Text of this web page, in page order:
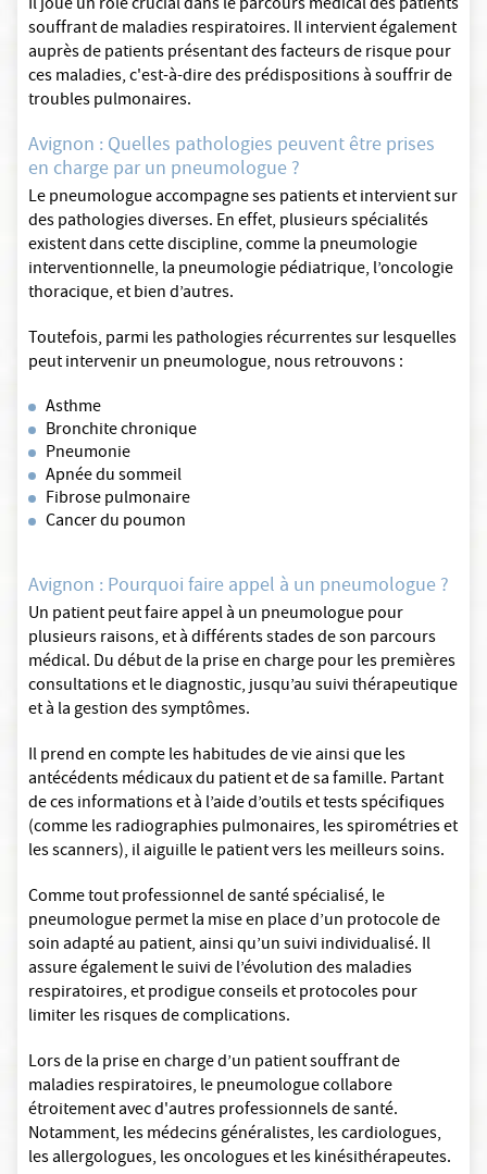
Il joue un rôle crucial dans le parcours médical des patients
souffrant de maladies respiratoires. Il intervient également
auprès de patients présentant des facteurs de risque pour
ces maladies, c'est-à-dire des prédispositions à souffrir de
troubles pulmonaires.
Avignon : Quelles pathologies peuvent être prises
en charge par un pneumologue ?
Le pneumologue accompagne ses patients et intervient sur
des pathologies diverses. En effet, plusieurs spécialités
existent dans cette discipline, comme la pneumologie
interventionnelle, la pneumologie pédiatrique, l’oncologie
thoracique, et bien d’autres.
Toutefois, parmi les pathologies récurrentes sur lesquelles
peut intervenir un pneumologue, nous retrouvons :
Asthme
Bronchite chronique
Pneumonie
Apnée du sommeil
Fibrose pulmonaire
Cancer du poumon
Avignon : Pourquoi faire appel à un pneumologue ?
Un patient peut faire appel à un pneumologue pour
plusieurs raisons, et à différents stades de son parcours
médical. Du début de la prise en charge pour les premières
consultations et le diagnostic, jusqu’au suivi thérapeutique
et à la gestion des symptômes.
Il prend en compte les habitudes de vie ainsi que les
antécédents médicaux du patient et de sa famille. Partant
de ces informations et à l’aide d’outils et tests spécifiques
(comme les radiographies pulmonaires, les spirométries et
les scanners), il aiguille le patient vers les meilleurs soins.
Comme tout professionnel de santé spécialisé, le
pneumologue permet la mise en place d’un protocole de
soin adapté au patient, ainsi qu’un suivi individualisé. Il
assure également le suivi de l’évolution des maladies
respiratoires, et prodigue conseils et protocoles pour
limiter les risques de complications.
Lors de la prise en charge d’un patient souffrant de
maladies respiratoires, le pneumologue collabore
étroitement avec d'autres professionnels de santé.
Notamment, les médecins généralistes, les cardiologues,
les allergologues, les oncologues et les kinésithérapeutes.